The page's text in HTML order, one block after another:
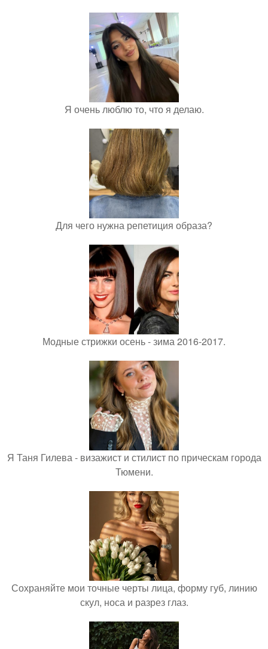
Я очень люблю то, что я делаю.
Для чего нужна репетиция образа?
Модные стрижки осень - зима 2016-2017.
Я Таня Гилева - визажист и стилист по прическам города
Тюмени.
Сохраняйте мои точные черты лица, форму губ, линию
скул, носа и разрез глаз.